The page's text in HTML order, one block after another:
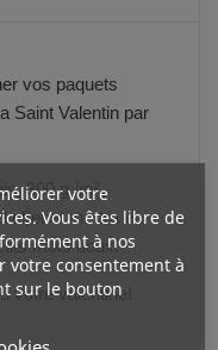
vos paquets
Saint Valentin par
300 g /m²,
effet et mettra en
mots doux.
votre valentine!
votre
Vous êtes libre de
à nos
votre consentement à
sur le bouton